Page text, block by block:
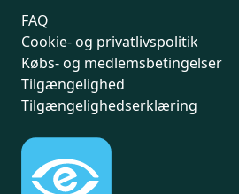
FAQ
Cookie- og privatlivspolitik
Købs- og medlemsbetingelser
Tilgængelighed
Tilgængelighedserklæring